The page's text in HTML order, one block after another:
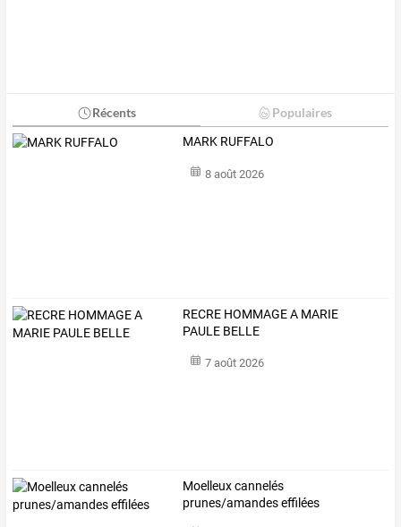
Récents Populaires
MARK RUFFALO
8 août 2026
RECRE HOMMAGE A MARIE
PAULE BELLE
7 août 2026
Moelleux cannelés
prunes/amandes effilées